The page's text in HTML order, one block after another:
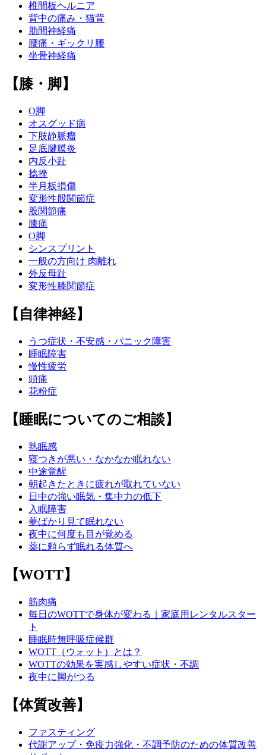
椎間板ヘルニア
背中の痛み・猫背
肋間神経痛
腰痛・ギックリ腰
坐骨神経痛
【膝・脚】
O脚
オスグッド病
下肢静脈瘤
足底腱膜炎
内反小趾
捻挫
半月板損傷
変形性股関節症
股関節痛
膝痛
O脚
シンスプリント
一般の方向け 肉離れ
外反母趾
変形性膝関節症
【自律神経】
うつ症状・不安感・パニック障害
睡眠障害
慢性疲労
頭痛
花粉症
【睡眠についてのご相談】
熟眠感
寝つきが悪い・なかなか眠れない
中途覚醒
朝起きたときに疲れが取れていない
日中の強い眠気・集中力の低下
入眠障害
夢ばかり見て眠れない
夜中に何度も目が覚める
薬に頼らず眠れる体質へ
【WOTT】
筋肉痛
毎日のWOTTで身体が変わる｜家庭用レンタルスター
ト
睡眠時無呼吸症候群
WOTT（ウォット）とは？
WOTTの効果を実感しやすい症状・不調
夜中に脚がつる
【体質改善】
ファスティング
代謝アップ・免疫力強化・不調予防のための体質改善